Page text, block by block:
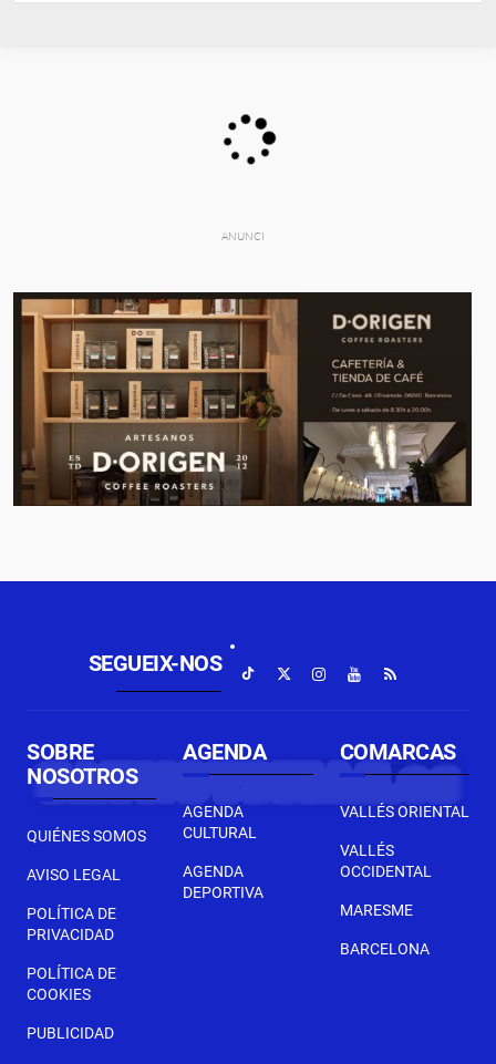
SEGUEIX-NOS
SOBRE
NOSOTROS
QUIÉNES SOMOS
AVISO LEGAL
POLÍTICA DE
PRIVACIDAD
POLÍTICA DE
COOKIES
PUBLICIDAD
AGENDA
AGENDA
CULTURAL
AGENDA
DEPORTIVA
COMARCAS
VALLÉS ORIENTAL
VALLÉS
OCCIDENTAL
MARESME
BARCELONA